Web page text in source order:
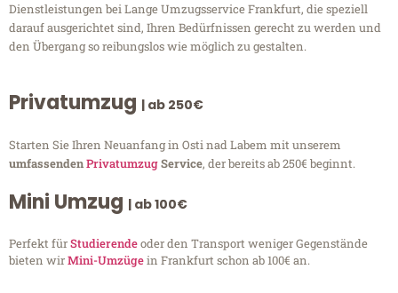
Dienstleistungen bei Lange Umzugsservice Frankfurt, die speziell
darauf ausgerichtet sind, Ihren Bedürfnissen gerecht zu werden und
den Übergang so reibungslos wie möglich zu gestalten.
Privatumzug | ab 250€
Starten Sie Ihren Neuanfang in Osti nad Labem mit unserem
umfassendenPrivatumzugService, der bereits ab 250€ beginnt.
Mini Umzug | ab 100€
Perfekt fürStudierendeoder den Transport weniger Gegenstände
bieten wirMini-Umzügein Frankfurt schon ab 100€ an.